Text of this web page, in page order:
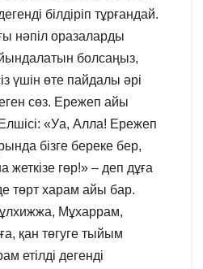
білдіріп тұрғандай.
нәпіл оразаларды
болсаңыз,
үшін өте пайдалы әрі
сөз. Ережеп айы
«Уа, Алла! Ережеп
бізге береке бер,
жеткізе гөр!» – деп дұға
төрт харам айы бар.
Мұхаррам,
қан төгуге тыйым
етілді дегенді